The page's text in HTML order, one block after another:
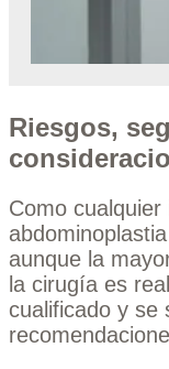
Riesgos,
Como
aunque la
la cirugía es
cualificado y se